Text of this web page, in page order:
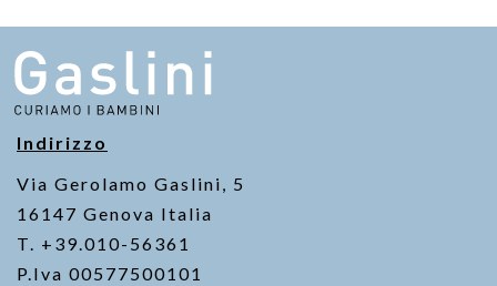
b
o
o
k
A
p
p
Li
Indirizzo
Via Gerolamo Gaslini, 5
16147 Genova Italia
T. +39.010-56361
P.Iva 00577500101